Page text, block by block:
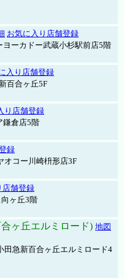
お気に入り店舗登録
ーカドー武蔵小杉駅前店5階
入り店舗登録
百合ヶ丘5F
り店舗登録
鎌倉店5階
録
オコー川崎枡形店3F
店舗登録
ヶ丘3階
ヶ丘エルミロード) 地図
急新百合ヶ丘エルミロード4